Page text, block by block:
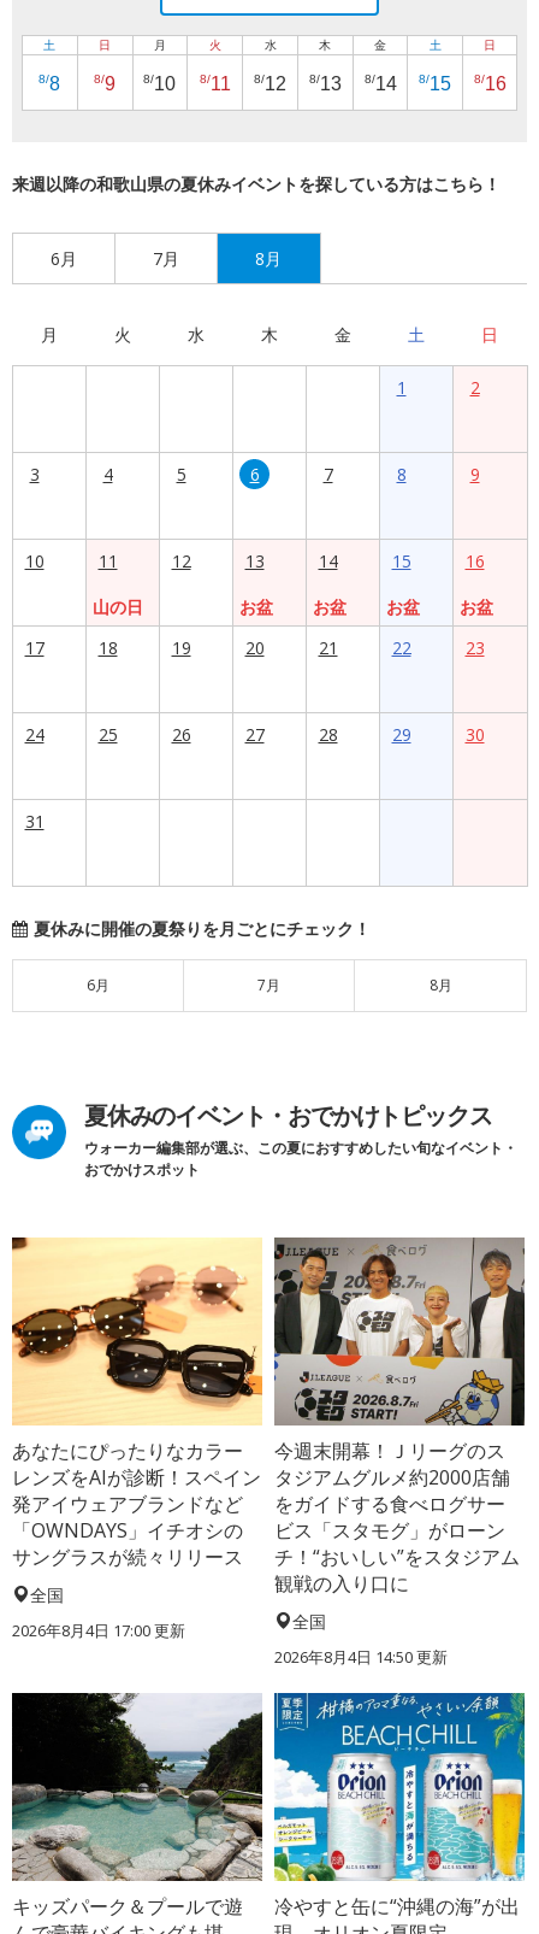
土
8/8
日
8/9
月
8/10
火
8/11
水
8/12
木
8/13
金
8/14
土
8/15
日
8/16
来週以降の和歌山県の夏休みイベントを探している方はこちら！
6月 7月 8月
月 火 水 木 金 土 日
1 2
3 4 5 6 7 8 9
10
11
山の日
12
13
お盆
14
お盆
15
お盆
16
お盆
17
18 19 20 21 22 23
24 25 26 27 28 29 30
31
夏休みに開催の夏祭りを月ごとにチェック！
6月 7月 8月
夏休みのイベント・おでかけトピックス
ウォーカー編集部が選ぶ、この夏におすすめしたい旬なイベント・
おでかけスポット
あなたにぴったりなカラー
レンズをAIが診断！スペイン
発アイウェアブランドなど
「OWNDAYS」イチオシの
サングラスが続々リリース
全国
2026年8月4日 17:00更新
今週末開幕！Ｊリーグのス
タジアムグルメ約2000店舗
をガイドする食べログサー
ビス「スタモグ」がローン
チ！“おいしい”をスタジアム
観戦の入り口に
全国
2026年8月4日 14:50更新
キッズパーク＆プールで遊
冷やすと缶に“沖縄の海”が出